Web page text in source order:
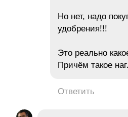
Но нет, надо
удобрения!!!
Это реально
Причём такое
Ответить